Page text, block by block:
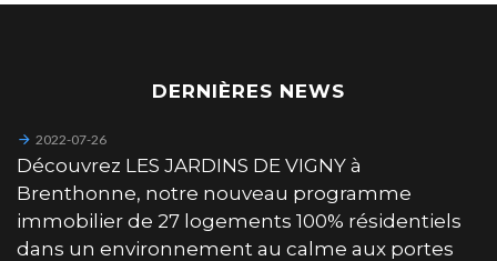
DERNIÈRES NEWS
2022-07-26
Découvrez LES JARDINS DE VIGNY à
Brenthonne, notre nouveau programme
immobilier de 27 logements 100% résidentiels
dans un environnement au calme aux portes